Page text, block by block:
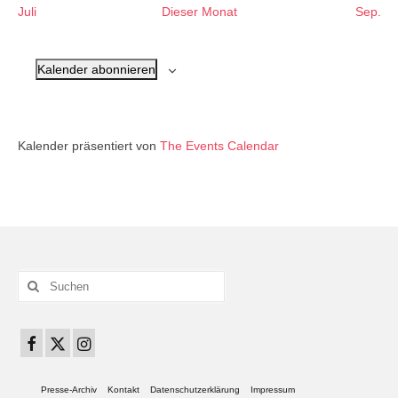
Juli Dieser Monat Sep.
Kalender abonnieren
Kalender präsentiert von The Events Calendar
Suchen
nach:
Presse-Archiv Kontakt Datenschutzerklärung Impressum